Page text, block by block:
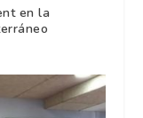
en la